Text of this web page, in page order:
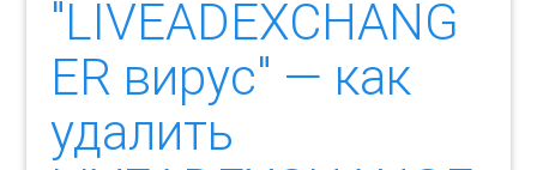
"LIVEADEXCHANG
ER вирус" — как
удалить